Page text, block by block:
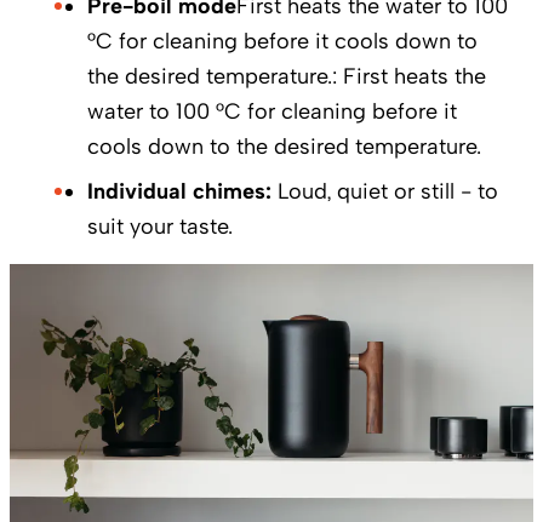
Pre-boil modeFirst heats the water to 100
°C for cleaning before it cools down to
the desired temperature.: First heats the
water to 100 °C for cleaning before it
cools down to the desired temperature.
Individual chimes: Loud, quiet or still - to
suit your taste.